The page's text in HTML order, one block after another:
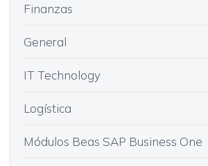
Finanzas
General
IT Technology
Logística
Módulos Beas SAP Business One